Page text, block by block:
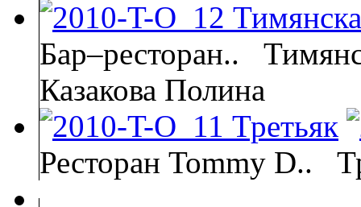
Бар–ресторан..
Казакова Полина
Ресторан Tommy D..